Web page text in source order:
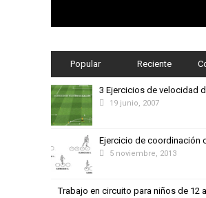
Popular Reciente
3 Ejercicios de velocidad
19 junio, 2007
Ejercicio de coordinación
5 noviembre, 2013
Trabajo en circuito para niños de 12